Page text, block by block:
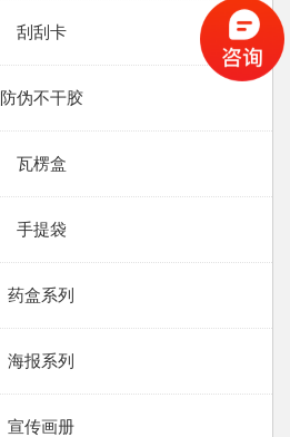
刮刮卡
防伪不干胶
瓦楞盒
手提袋
药盒系列
海报系列
宣传画册